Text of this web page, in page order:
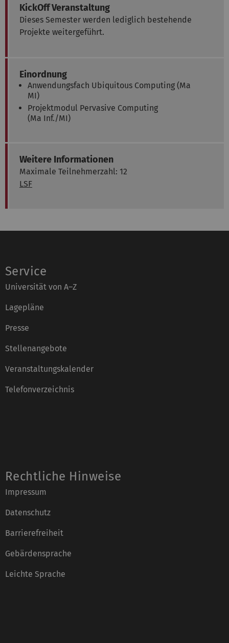
KickOff Veranstaltung
Dieses Semester werden lediglich bestehende
Projekte weitergeführt.
Einordnung
Anwendungsfach Ubiquitous Computing (Ma
MI)
Projektmodul Pervasive Computing
(Ma Inf./MI)
Weitere Informationen
Maximale Teilnehmerzahl: 12
LSF
Service
Universität von A–Z
Lagepläne
Presse
Stellenangebote
Veranstaltungskalender
Telefonverzeichnis
Rechtliche Hinweise
Impressum
Datenschutz
Barrierefreiheit
Gebärdensprache
Leichte Sprache